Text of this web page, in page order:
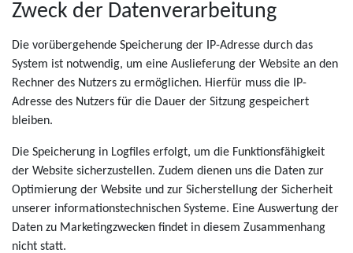
Zweck der Datenverarbeitung
Die vorübergehende Speicherung der IP-Adresse durch das
System ist notwendig, um eine Auslieferung der Website an den
Rechner des Nutzers zu ermöglichen. Hierfür muss die IP-
Adresse des Nutzers für die Dauer der Sitzung gespeichert
bleiben.
Die Speicherung in Logfiles erfolgt, um die Funktionsfähigkeit
der Website sicherzustellen. Zudem dienen uns die Daten zur
Optimierung der Website und zur Sicherstellung der Sicherheit
unserer informationstechnischen Systeme. Eine Auswertung der
Daten zu Marketingzwecken findet in diesem Zusammenhang
nicht statt.